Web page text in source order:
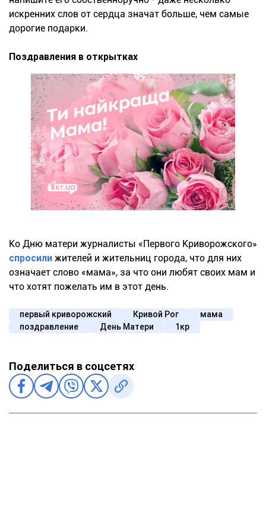
искренних слов от сердца значат больше, чем самые
дорогие подарки.
Поздравления в открытках
Ко Дню матери журналисты «Первого Криворожского»
спросили жителей и жительниц города, что для них
означает слово «мама», за что они любят своих мам и
что хотят пожелать им в этот день.
первый криворожский Кривой Рог
мама
поздравление
День Матери 1кр
Поделиться в соцсетях